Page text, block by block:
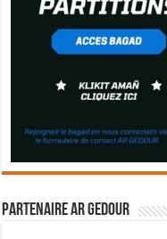
Partenaire Ar Gedour